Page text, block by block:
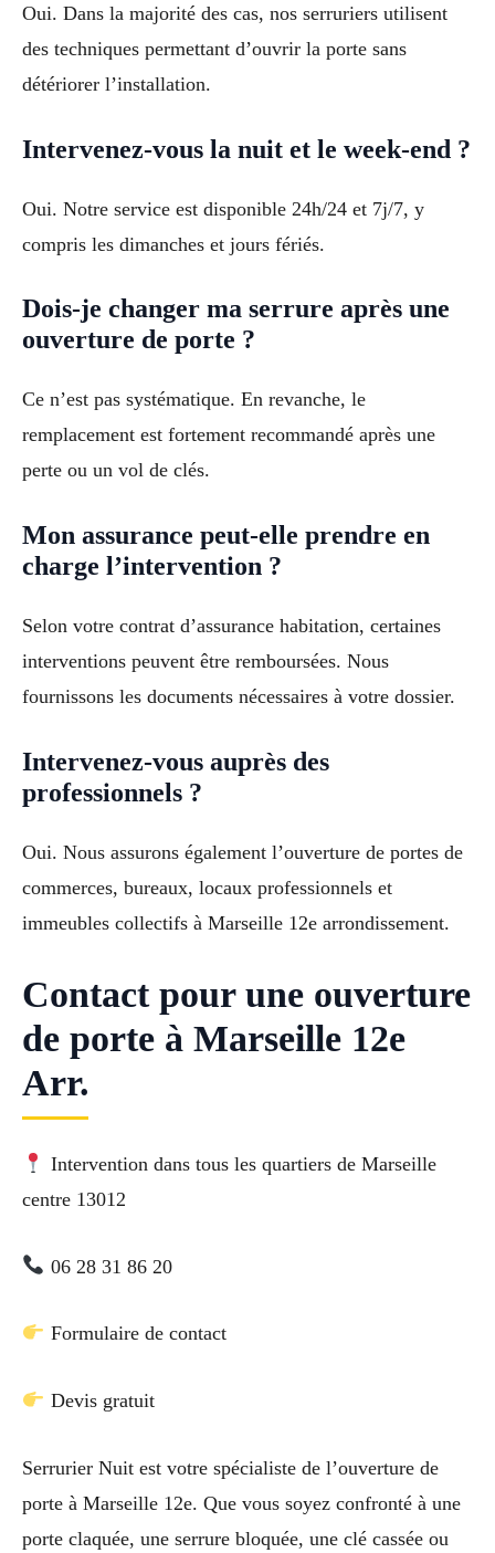
Oui. Dans la majorité des cas, nos serruriers utilisent
des techniques permettant d’ouvrir la porte sans
détériorer l’installation.
Intervenez-vous la nuit et le week-end ?
Oui. Notre service est disponible 24h/24 et 7j/7, y
compris les dimanches et jours fériés.
Dois-je changer ma serrure après une
ouverture de porte ?
Ce n’est pas systématique. En revanche, le
remplacement est fortement recommandé après une
perte ou un vol de clés.
Mon assurance peut-elle prendre en
charge l’intervention ?
Selon votre contrat d’assurance habitation, certaines
interventions peuvent être remboursées. Nous
fournissons les documents nécessaires à votre dossier.
Intervenez-vous auprès des
professionnels ?
Oui. Nous assurons également l’ouverture de portes de
commerces, bureaux, locaux professionnels et
immeubles collectifs à Marseille 12e arrondissement.
Contact pour une ouverture
de porte à Marseille 12e
Arr.
Intervention dans tous les quartiers de Marseille
centre 13012
06 28 31 86 20
Formulaire de contact
Devis gratuit
Serrurier Nuit est votre spécialiste de l’ouverture de
porte à Marseille 12e. Que vous soyez confronté à une
porte claquée, une serrure bloquée, une clé cassée ou